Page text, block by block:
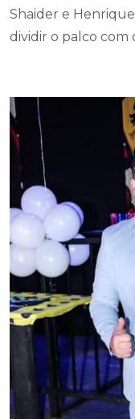
Shaider e
dividir o palco com